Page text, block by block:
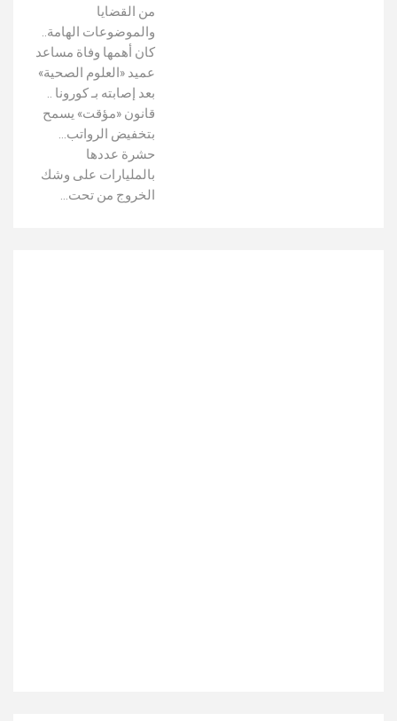
من القضايا
والموضوعات الهامة..
كان أهمها وفاة مساعد
عميد «العلوم الصحية»
بعد إصابته بـ كورونا ..
قانون «مؤقت» يسمح
بتخفيض الرواتب...
حشرة عددها
بالمليارات على وشك
الخروج من تحت…